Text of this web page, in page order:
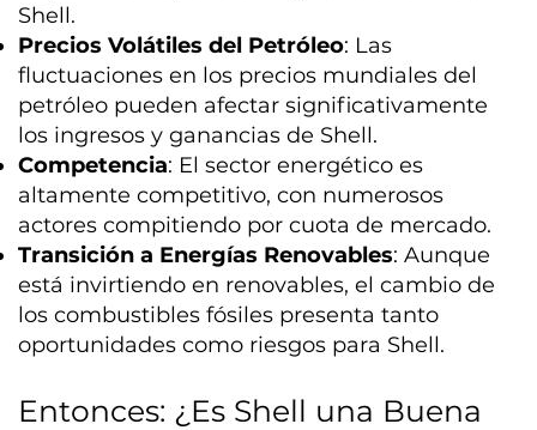
Shell.
Precios Volátiles del Petróleo: Las
fluctuaciones en los precios mundiales del
petróleo pueden afectar significativamente
los ingresos y ganancias de Shell.
Competencia: El sector energético es
altamente competitivo, con numerosos
actores compitiendo por cuota de mercado.
Transición a Energías Renovables: Aunque
está invirtiendo en renovables, el cambio de
los combustibles fósiles presenta tanto
oportunidades como riesgos para Shell.
Entonces: ¿Es Shell una Buena